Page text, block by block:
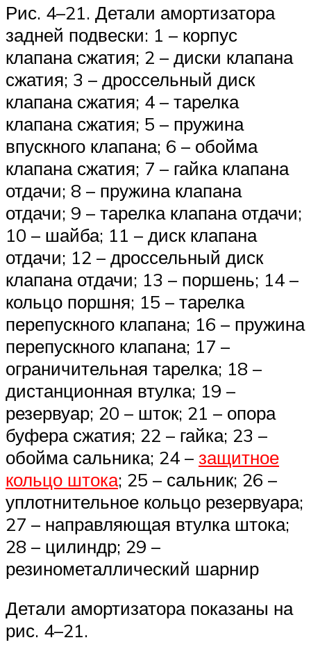
Рис. 4–21. Детали амортизатора
задней подвески: 1 – корпус
клапана сжатия; 2 – диски клапана
сжатия; 3 – дроссельный диск
клапана сжатия; 4 – тарелка
клапана сжатия; 5 – пружина
впускного клапана; 6 – обойма
клапана сжатия; 7 – гайка клапана
отдачи; 8 – пружина клапана
отдачи; 9 – тарелка клапана отдачи;
10 – шайба; 11 – диск клапана
отдачи; 12 – дроссельный диск
клапана отдачи; 13 – поршень; 14 –
кольцо поршня; 15 – тарелка
перепускного клапана; 16 – пружина
перепускного клапана; 17 –
ограничительная тарелка; 18 –
дистанционная втулка; 19 –
резервуар; 20 – шток; 21 – опора
буфера сжатия; 22 – гайка; 23 –
обойма сальника; 24 – защитное
кольцо штока; 25 – сальник; 26 –
уплотнительное кольцо резервуара;
27 – направляющая втулка штока;
28 – цилиндр; 29 –
резинометаллический шарнир
Детали амортизатора показаны на
рис. 4–21.